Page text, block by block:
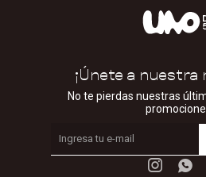
¡Únete a nuestra
No te pierdas nuestras
 